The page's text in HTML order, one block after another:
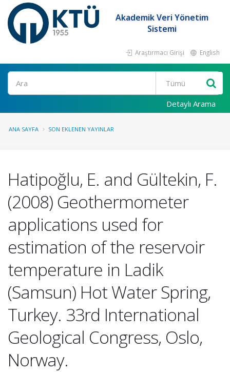
Akademik Veri Yönetim
Sistemi
Araştırmacı Girişi English
Ara
Detaylı Arama
ANA SAYFA SON EKLENEN YAYINLAR
Hatipoğlu, E. and Gültekin, F.
(2008) Geothermometer
applications used for
estimation of the reservoir
temperature in Ladik
(Samsun) Hot Water Spring,
Turkey. 33rd International
Geological Congress, Oslo,
Norway.